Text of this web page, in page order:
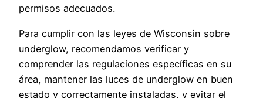
permisos adecuados.
Para cumplir con las leyes de Wisconsin sobre
underglow, recomendamos verificar y
comprender las regulaciones específicas en su
área, mantener las luces de underglow en buen
estado y correctamente instaladas, y evitar el